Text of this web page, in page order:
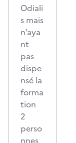
Odiali
s mais
n’aya
nt
pas
dispe
nsé la
forma
tion
2
perso
nnes